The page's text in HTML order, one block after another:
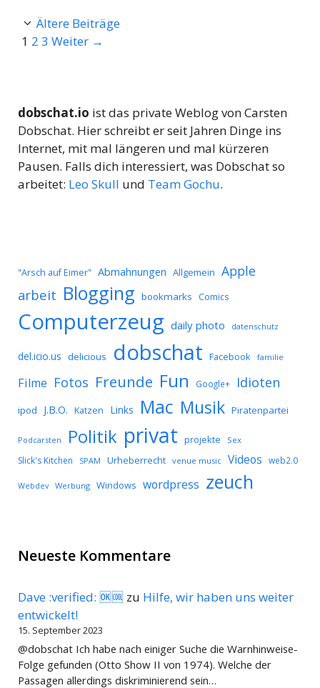
Ältere Beiträge
Seite
1 Seite
2 Seite
3 Weiter →
dobschat.io ist das private Weblog von Carsten
Dobschat. Hier schreibt er seit Jahren Dinge ins
Internet, mit mal längeren und mal kürzeren
Pausen. Falls dich interessiert, was Dobschat so
arbeitet: Leo Skull und Team Gochu.
"Arsch auf Eimer" Abmahnungen Allgemein Apple
arbeit Blogging bookmarks Comics
Computerzeug daily photo datenschutz
del.icio.us delicious dobschat Facebook familie
Filme Fotos Freunde Fun Google+ Idioten
ipod J.B.O. Katzen Links Mac Musik Piratenpartei
Podcarsten Politik privat projekte Sex
Slick's Kitchen SPAM Urheberrecht venue music Videos web2.0
Webdev Werbung Windows wordpress zeuch
Neueste Kommentare
Dave :verified: 🆗🆒 zu Hilfe, wir haben uns weiter
entwickelt!
15. September 2023
@dobschat Ich habe nach einiger Suche die Warnhinweise-
Folge gefunden (Otto Show II von 1974). Welche der
Passagen allerdings diskriminierend sein…